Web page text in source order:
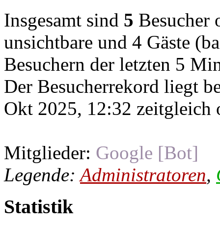
Insgesamt sind 5 Besucher
unsichtbare und 4 Gäste
Besuchern der letzten 5
Der Besucherrekord liegt
Okt 2025, 12:32 zeitgleich
Mitglieder: Google [Bot]
Legende:Administratoren,
Statistik